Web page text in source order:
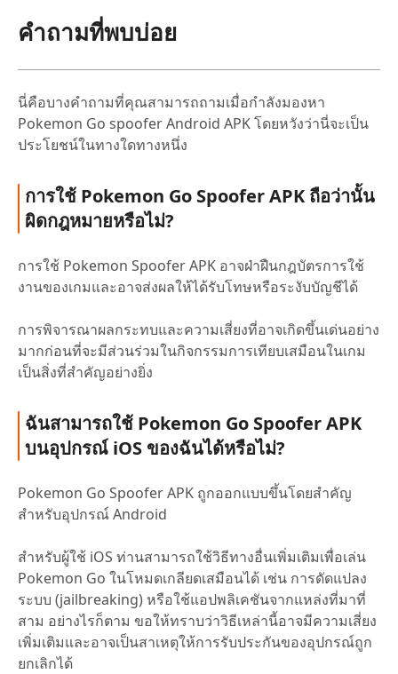
คำถามที่พบบ่อย
นี่คือบางคำถามที่คุณสามารถถามเมื่อกำลังมองหา
Pokemon Go spoofer Android APK โดยหวังว่านี่จะเป็น
ประโยชน์ในทางใดทางหนึ่ง
การใช้ Pokemon Go Spoofer APK ถือว่านั้น
ผิดกฎหมายหรือไม่?
การใช้ Pokemon Spoofer APK อาจฝ่าฝืนกฎบัตรการใช้
งานของเกมและอาจส่งผลให้ได้รับโทษหรือระงับบัญชีได้
การพิจารณาผลกระทบและความเสี่ยงที่อาจเกิดขึ้นเด่นอย่าง
มากก่อนที่จะมีส่วนร่วมในกิจกรรมการเทียบเสมือนในเกม
เป็นสิ่งที่สำคัญอย่างยิ่ง
ฉันสามารถใช้ Pokemon Go Spoofer APK
บนอุปกรณ์ iOS ของฉันได้หรือไม่?
Pokemon Go Spoofer APK ถูกออกแบบขึ้นโดยสำคัญ
สำหรับอุปกรณ์ Android
สำหรับผู้ใช้ iOS ท่านสามารถใช้วิธีทางอื่นเพิ่มเติมเพื่อเล่น
Pokemon Go ในโหมดเกลียดเสมือนได้ เช่น การดัดแปลง
ระบบ (jailbreaking) หรือใช้แอปพลิเคชันจากแหล่งที่มาที่
สาม อย่างไรก็ตาม ขอให้ทราบว่าวิธีเหล่านี้อาจมีความเสี่ยง
เพิ่มเติมและอาจเป็นสาเหตุให้การรับประกันของอุปกรณ์ถูก
ยกเลิกได้